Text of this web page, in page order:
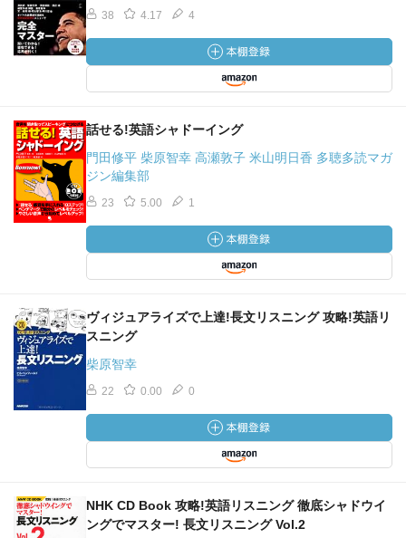
38 4.17 4
話せる!英語シャドーイング
門田修平 柴原智幸 高瀬敦子 米山明日香 多聴多読マガ
ジン編集部
23 5.00 1
ヴィジュアライズで上達!長文リスニング 攻略!英語リ
スニング
柴原智幸
22 0.00 0
NHK CD Book 攻略!英語リスニング 徹底シャドウイ
ングでマスター! 長文リスニング Vol.2